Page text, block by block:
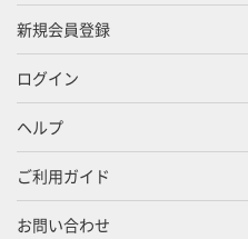
新規会員登録
ログイン
ヘルプ
ご利用ガイド
お問い合わせ